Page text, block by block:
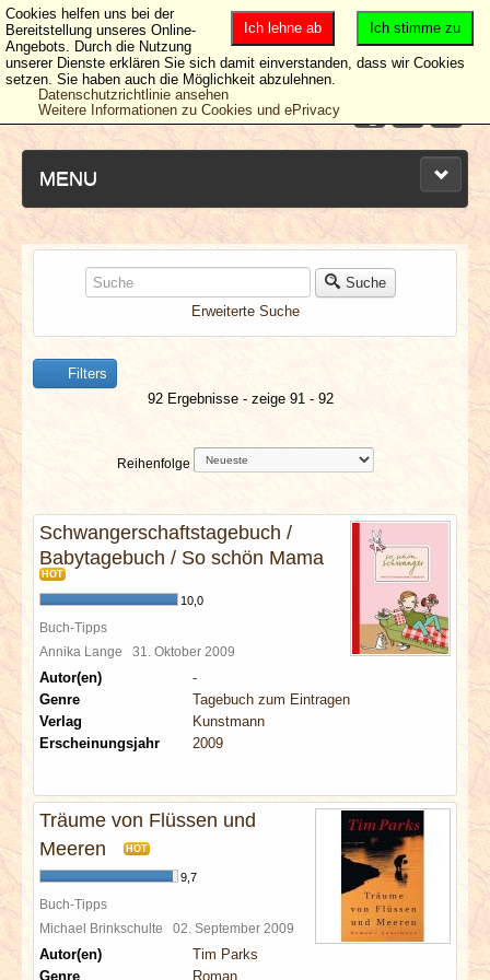
MENU
NEUESTE ARTIKEL
NEWS & DATES
BERICHTE
SPECIALS
REDAKTION
LINKS
ARCHIV
Suche
Erweiterte Suche
Filters
92 Ergebnisse - zeige 91 - 92
Reihenfolge
Schwangerschaftstagebuch /
Babytagebuch / So schön Mama
HOT
10,0
Buch-Tipps
Annika Lange 31. Oktober 2009
Autor(en)
-
Genre
Tagebuch zum Eintragen
Verlag
Kunstmann
Erscheinungsjahr
2009
Träume von Flüssen und
Meeren
HOT
9,7
Buch-Tipps
Michael Brinkschulte 02. September 2009
Autor(en)
Tim Parks
Genre
Roman
Ich stimme zu
Ich lehne ab
Cookies helfen uns bei der
Bereitstellung unseres Online-
Angebots. Durch die Nutzung
unserer Dienste erklären Sie sich damit einverstanden, dass wir Cookies
setzen. Sie haben auch die Möglichkeit abzulehnen.
Datenschutzrichtlinie ansehen
Weitere Informationen zu Cookies und ePrivacy